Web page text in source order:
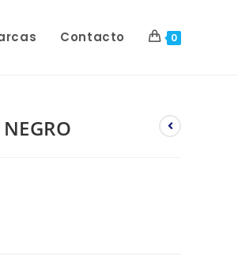
Contacto 0